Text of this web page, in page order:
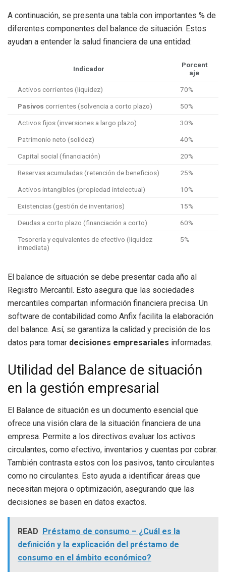
A continuación, se presenta una tabla con importantes % de
diferentes componentes del balance de situación. Estos
ayudan a entender la salud financiera de una entidad:
Indicador
Porcent
aje
Activos corrientes (liquidez) 70%
Pasivos corrientes (solvencia a corto plazo) 50%
Activos fijos (inversiones a largo plazo) 30%
Patrimonio neto (solidez) 40%
Capital social (financiación) 20%
Reservas acumuladas (retención de beneficios) 25%
Activos intangibles (propiedad intelectual) 10%
Existencias (gestión de inventarios) 15%
Deudas a corto plazo (financiación a corto) 60%
Tesorería y equivalentes de efectivo (liquidez
inmediata)
5%
El balance de situación se debe presentar cada año al
Registro Mercantil. Esto asegura que las sociedades
mercantiles compartan información financiera precisa. Un
software de contabilidad como Anfix facilita la elaboración
del balance. Así, se garantiza la calidad y precisión de los
datos para tomar decisiones empresariales informadas.
Utilidad del Balance de situación
en la gestión empresarial
El Balance de situación es un documento esencial que
ofrece una visión clara de la situación financiera de una
empresa. Permite a los directivos evaluar los activos
circulantes, como efectivo, inventarios y cuentas por cobrar.
También contrasta estos con los pasivos, tanto circulantes
como no circulantes. Esto ayuda a identificar áreas que
necesitan mejora o optimización, asegurando que las
decisiones se basen en datos exactos.
READ
Préstamo de consumo – ¿Cuál es la
definición y la explicación del préstamo de
consumo en el ámbito económico?